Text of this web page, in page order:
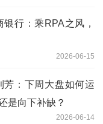
行：乘RPA之风，
2026-06-15
芳：下周大盘如何运
是向下补缺？
2026-06-14